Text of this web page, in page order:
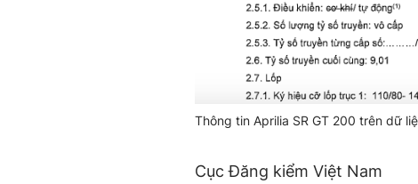
Thông tin Aprilia SR GT 200 trên dữ
Cục Đăng kiểm Việt Nam